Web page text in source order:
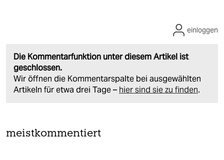
Die Kommentarfunktion unter diesem Artikel ist
geschlossen.
Wir öffnen die Kommentarspalte bei ausgewählten
Artikeln für etwa drei Tage – hier sind sie zu finden.
einloggen
meistkommentiert